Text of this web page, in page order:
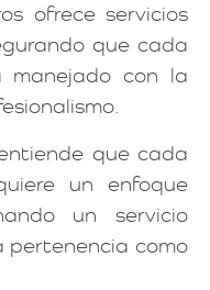
ofrece servicios
que cada
manejado con la
que cada
un enfoque
un servicio
pertenencia como